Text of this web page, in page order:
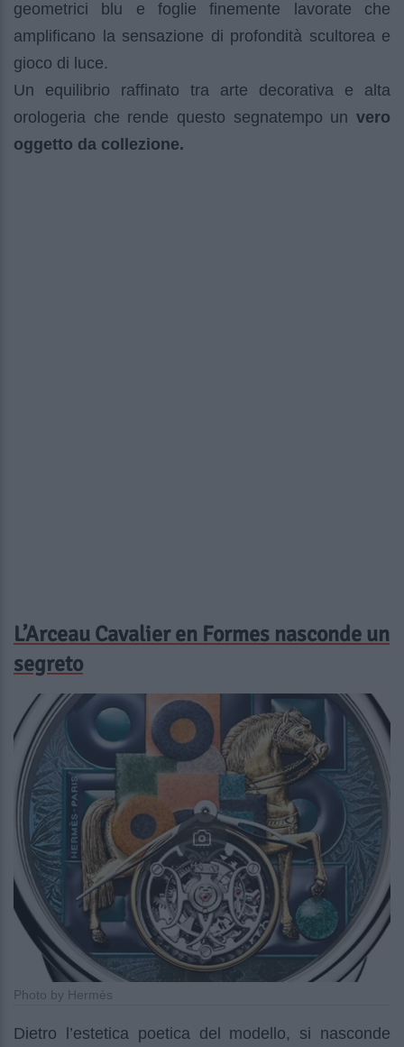
geometrici blu e foglie finemente lavorate che
amplificano la sensazione di profondità scultorea e
gioco di luce.
Un equilibrio raffinato tra arte decorativa e alta
orologeria che rende questo segnatempo un vero
oggetto da collezione.
L’Arceau Cavalier en Formes nasconde un
segreto
Photo by Hermès
Dietro l’estetica poetica del modello, si nasconde